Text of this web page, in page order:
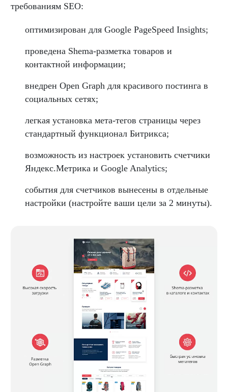
требованиям SEO:
оптимизирован для Google PageSpeed Insights;
проведена Shema-разметка товаров и
контактной информации;
внедрен Open Graph для красивого постинга в
социальных сетях;
легкая установка мета-тегов страницы через
стандартный функционал Битрикса;
возможность из настроек установить счетчики
Яндекс.Метрика и Google Analytics;
события для счетчиков вынесены в отдельные
настройки (настройте ваши цели за 2 минуты).